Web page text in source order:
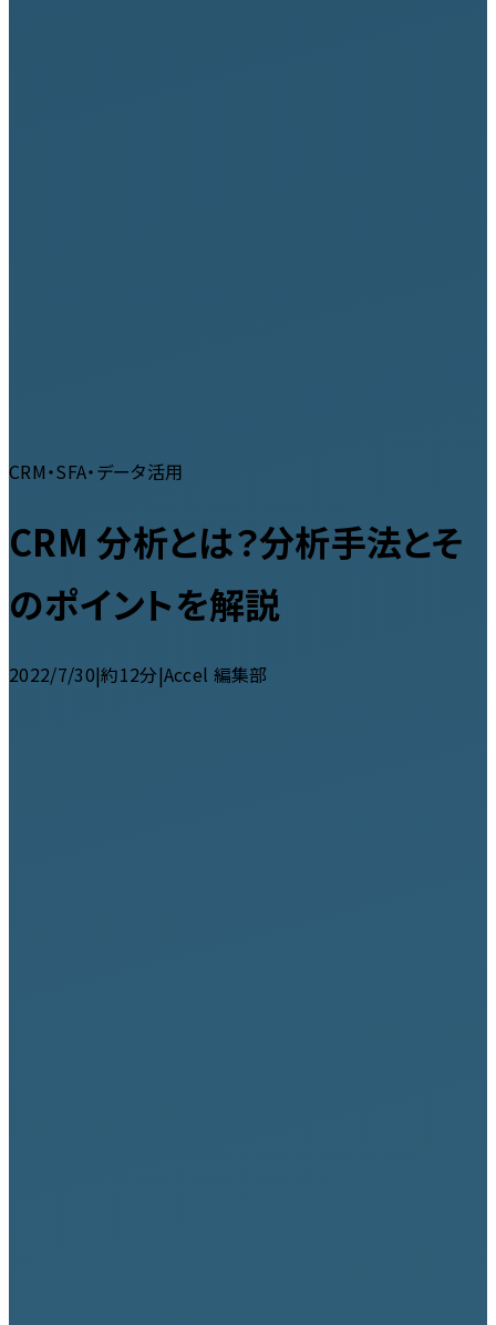
CRM・SFA・データ活用
CRM 分析とは？分析手法とそ
のポイントを解説
2022/7/30|約12分|Accel 編集部